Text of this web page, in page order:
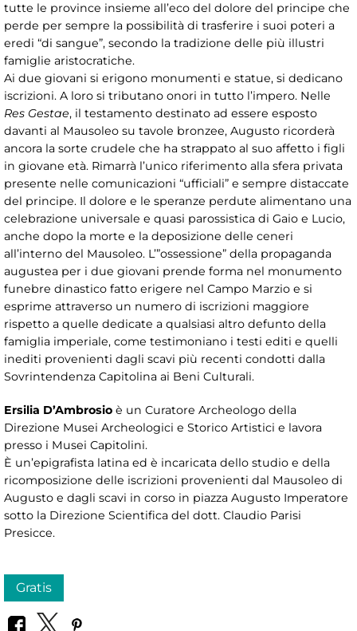
tutte le province insieme all’eco del dolore del principe che
perde per sempre la possibilità di trasferire i suoi poteri a
eredi “di sangue”, secondo la tradizione delle più illustri
famiglie aristocratiche.
Ai due giovani si erigono monumenti e statue, si dedicano
iscrizioni. A loro si tributano onori in tutto l’impero. Nelle
Res Gestae, il testamento destinato ad essere esposto
davanti al Mausoleo su tavole bronzee, Augusto ricorderà
ancora la sorte crudele che ha strappato al suo affetto i figli
in giovane età. Rimarrà l’unico riferimento alla sfera privata
presente nelle comunicazioni “ufficiali” e sempre distaccate
del principe. Il dolore e le speranze perdute alimentano una
celebrazione universale e quasi parossistica di Gaio e Lucio,
anche dopo la morte e la deposizione delle ceneri
all’interno del Mausoleo. L’”ossessione” della propaganda
augustea per i due giovani prende forma nel monumento
funebre dinastico fatto erigere nel Campo Marzio e si
esprime attraverso un numero di iscrizioni maggiore
rispetto a quelle dedicate a qualsiasi altro defunto della
famiglia imperiale, come testimoniano i testi editi e quelli
inediti provenienti dagli scavi più recenti condotti dalla
Sovrintendenza Capitolina ai Beni Culturali.
Ersilia D’Ambrosio è un Curatore Archeologo della
Direzione Musei Archeologici e Storico Artistici e lavora
presso i Musei Capitolini.
È un’epigrafista latina ed è incaricata dello studio e della
ricomposizione delle iscrizioni provenienti dal Mausoleo di
Augusto e dagli scavi in corso in piazza Augusto Imperatore
sotto la Direzione Scientifica del dott. Claudio Parisi
Presicce.
Gratis